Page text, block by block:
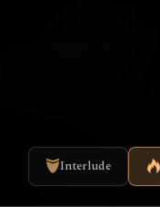
Interlude